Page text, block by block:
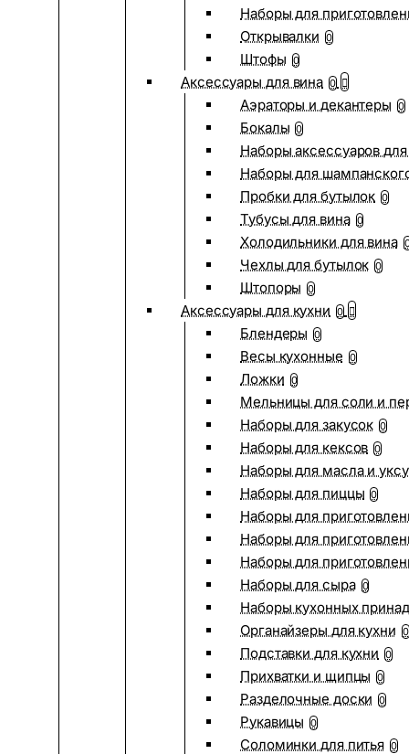
Наборы для
Открывалки 0
Штофы 0
Аксессуары для вина 0
Аэраторы и декантеры 0
Бокалы 0
Наборы аксессуаров
Наборы для
Пробки для бутылок 0
Тубусы для вина 0
Холодильники для вина
Чехлы для бутылок 0
Штопоры 0
Аксессуары для кухни 0
Блендеры 0
Весы кухонные 0
Ложки 0
Мельницы для соли и
Наборы для закусок 0
Наборы для кексов 0
Наборы для масла и
Наборы для пиццы 0
Наборы для
Наборы для
Наборы для
Наборы для сыра 0
Наборы кухонных
Органайзеры для кухни 0
Подставки для кухни 0
Прихватки и щипцы 0
Разделочные доски 0
Рукавицы 0
Соломинки для питья 0